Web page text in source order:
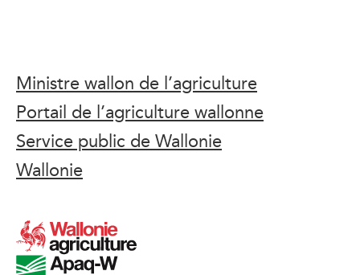
Ministre wallon de l’agriculture
Portail de l’agriculture wallonne
Service public de Wallonie
Wallonie